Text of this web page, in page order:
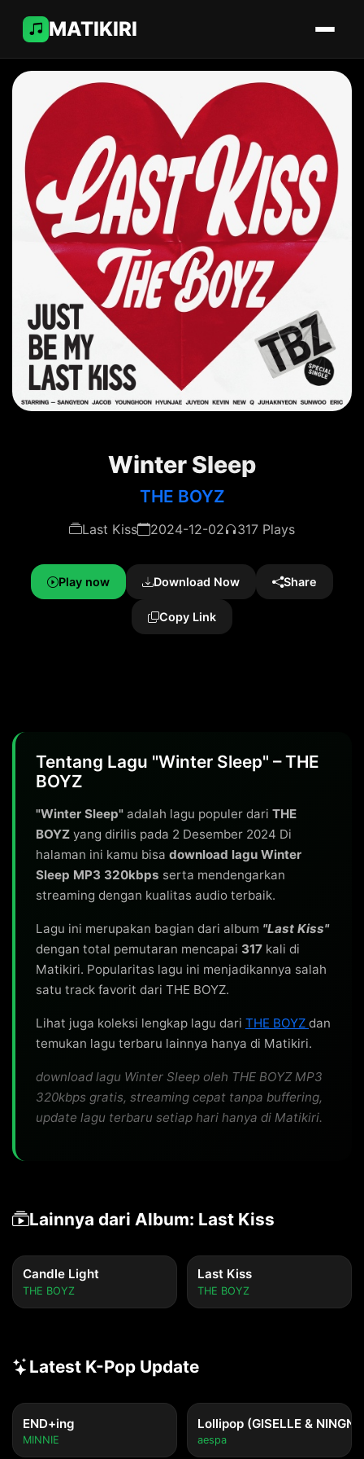
MATIKIRI
Winter Sleep
THE BOYZ
Last Kiss 2024-12-02 317 Plays
Play now Download Now Share
Copy Link
Tentang Lagu "Winter Sleep" – THE
BOYZ
"Winter Sleep" adalah lagu populer dari THE
BOYZ yang dirilis pada 2 Desember 2024 Di
halaman ini kamu bisa download lagu Winter
Sleep MP3 320kbps serta mendengarkan
streaming dengan kualitas audio terbaik.
Lagu ini merupakan bagian dari album "Last Kiss"
dengan total pemutaran mencapai 317 kali di
Matikiri. Popularitas lagu ini menjadikannya salah
satu track favorit dari THE BOYZ.
Lihat juga koleksi lengkap lagu dari THE BOYZ dan
temukan lagu terbaru lainnya hanya di Matikiri.
download lagu Winter Sleep oleh THE BOYZ MP3
320kbps gratis, streaming cepat tanpa buffering,
update lagu terbaru setiap hari hanya di Matikiri.
Lainnya dari Album: Last Kiss
Candle Light
THE BOYZ
Last Kiss
THE BOYZ
Latest K-Pop Update
END+ing
MINNIE
Lollipop (GISELLE &
aespa